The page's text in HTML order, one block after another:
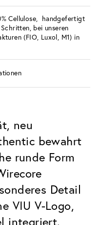
Cellulose, handgefertigt
bei unseren
(FIO, Luxol, M1) in
neu
bewahrt
runde Form
Detail
VIU V-Logo,
integriert.